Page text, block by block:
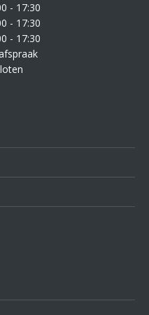
- 17:30
- 17:30
- 17:30